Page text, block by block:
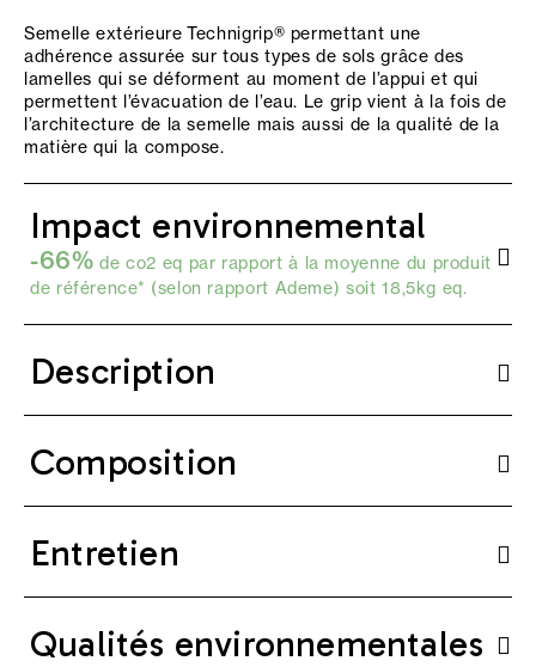
Semelle extérieure Technigrip® permettant une
adhérence assurée sur tous types de sols grâce des
lamelles qui se déforment au moment de l’appui et qui
permettent l’évacuation de l’eau. Le grip vient à la fois de
l’architecture de la semelle mais aussi de la qualité de la
matière qui la compose.
Impact environnemental
-66% de co2 eq par rapport à la moyenne du produit
de référence* (selon rapport Ademe) soit 18,5kg eq.
Description
Composition
Entretien
Qualités environnementales